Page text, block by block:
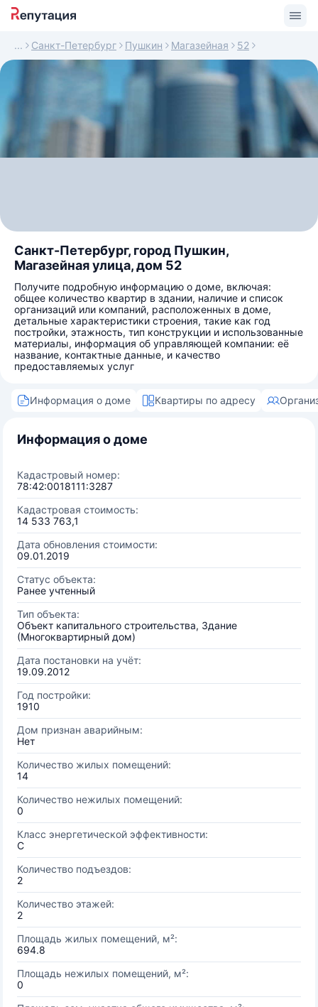
Санкт-Петербург Пушкин Магазейная 52
Санкт-Петербург, город Пушкин,
Магазейная улица, дом 52
Получите подробную информацию о доме, включая:
общее количество квартир в здании, наличие и список
организаций или компаний, расположенных в доме,
детальные характеристики строения, такие как год
постройки, этажность, тип конструкции и использованные
материалы, информация об управляющей компании: её
название, контактные данные, и качество
предоставляемых услуг
Информация о доме Квартиры по адресу
Информация о доме
Кадастровый номер:
78:42:0018111:3287
Кадастровая стоимость:
14 533 763,1
Дата обновления стоимости:
09.01.2019
Статус объекта:
Ранее учтенный
Тип объекта:
Объект капитального строительства, Здание
(Многоквартирный дом)
Дата постановки на учёт:
19.09.2012
Год постройки:
1910
Дом признан аварийным:
Нет
Количество жилых помещений:
14
Количество нежилых помещений:
0
Класс энергетической эффективности:
C
Количество подъездов:
2
Количество этажей:
2
Площадь жилых помещений, м²:
694.8
Площадь нежилых помещений, м²:
0